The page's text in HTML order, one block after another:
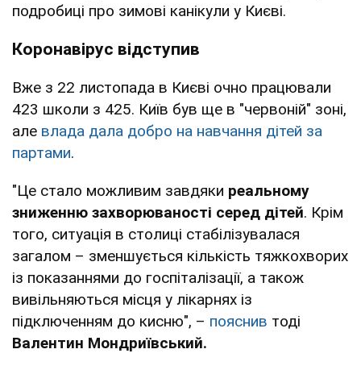
подробиці про зимові канікули у Києві.
Коронавірус відступив
Вже з 22 листопада в Києві очно працювали
423 школи з 425. Київ був ще в "червоній" зоні,
але влада дала добро на навчання дітей за
партами.
"Це стало можливим завдяки реальному
зниженню захворюваності серед дітей. Крім
того, ситуація в столиці стабілізувалася
загалом – зменшується кількість тяжкохворих
із показаннями до госпіталізації, а також
вивільняються місця у лікарнях із
підключенням до кисню", – пояснив тоді
Валентин Мондриївський.